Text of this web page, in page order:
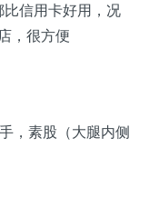
信用卡好用，况
，很方便
，素股（大腿内侧